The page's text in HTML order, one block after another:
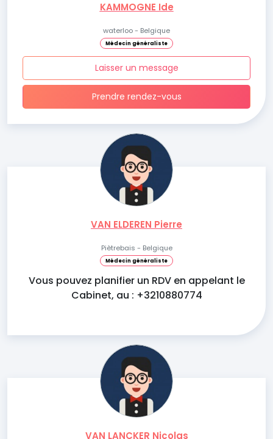
KAMMOGNE Ide
waterloo - Belgique
Médecin généraliste
Laisser un message
Prendre rendez-vous
VAN ELDEREN Pierre
Piètrebais - Belgique
Médecin généraliste
Vous pouvez planifier un RDV en appelant le
Cabinet, au : +3210880774
VAN LANCKER Nicolas